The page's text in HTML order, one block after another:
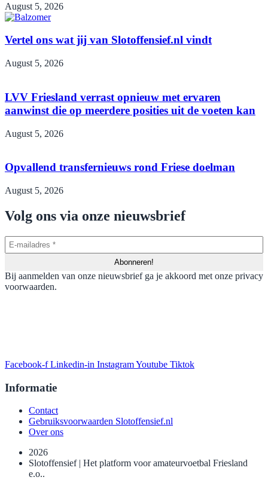
August 5, 2026
Vertel ons wat jij van Slotoffensief.nl vindt
August 5, 2026
LVV Friesland verrast opnieuw met ervaren
aanwinst die op meerdere posities uit de voeten kan
August 5, 2026
Opvallend transfernieuws rond Friese doelman
August 5, 2026
Volg ons via onze nieuwsbrief
Bij aanmelden van onze nieuwsbrief ga je akkoord met onze privacy
voorwaarden.
Facebook-f Linkedin-in InstagramYoutube Tiktok
Informatie
Contact
Gebruiksvoorwaarden Slotoffensief.nl
Over ons
2026
Slotoffensief | Het platform voor amateurvoetbal Friesland
e.o..